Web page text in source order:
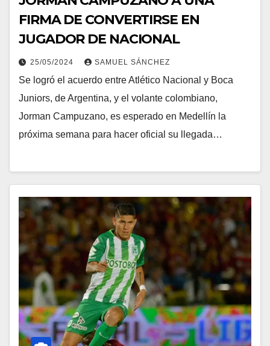
FIRMA DE CONVERTIRSE EN
JUGADOR DE NACIONAL
25/05/2024 SAMUEL SÁNCHEZ
Se logró el acuerdo entre Atlético Nacional y Boca
Juniors, de Argentina, y el volante colombiano,
Jorman Campuzano, es esperado en Medellín la
próxima semana para hacer oficial su llegada…